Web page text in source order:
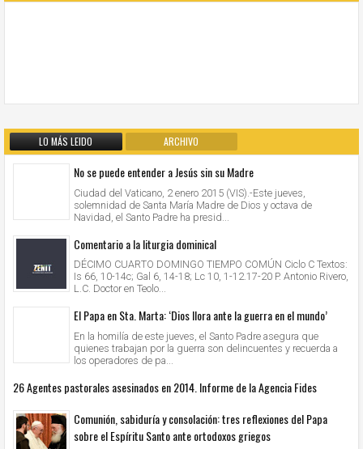
LO MÁS LEIDO ARCHIVO
No se puede entender a Jesús sin su Madre
Ciudad del Vaticano, 2 enero 2015 (VIS).-Este jueves,
solemnidad de Santa María Madre de Dios y octava de
Navidad, el Santo Padre ha presid...
Comentario a la liturgia dominical
DÉCIMO CUARTO DOMINGO TIEMPO COMÚN Ciclo C Textos:
Is 66, 10-14c; Gal 6, 14-18; Lc 10, 1-12.17-20 P. Antonio Rivero,
L.C. Doctor en Teolo...
El Papa en Sta. Marta: ‘Dios llora ante la guerra en el mundo’
En la homilía de este jueves, el Santo Padre asegura que
quienes trabajan por la guerra son delincuentes y recuerda a
los operadores de pa...
26 Agentes pastorales asesinados en 2014. Informe de la Agencia Fides
Comunión, sabiduría y consolación: tres reflexiones del Papa
sobre el Espíritu Santo ante ortodoxos griegos